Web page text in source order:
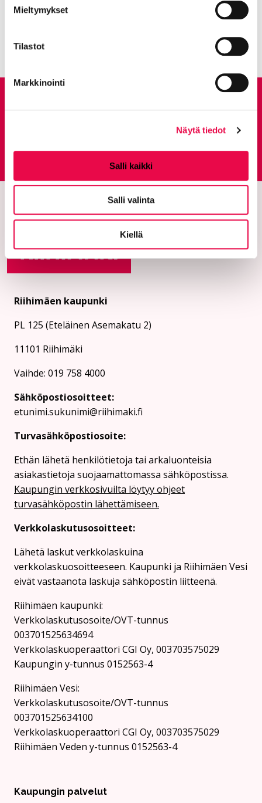
Mieltymykset
Tilastot
Markkinointi
Näytä tiedot
Salli kaikki
Salli valinta
Kiellä
Anna palautetta
Siirtyy ulkoiselle
Riihimäen kaupunki
PL 125 (Eteläinen Asemakatu 2)
11101 Riihimäki
Vaihde: 019 758 4000
Sähköpostiosoitteet:
etunimi.sukunimi@riihimaki.fi
Turvasähköpostiosoite:
Ethän lähetä henkilötietoja tai arkaluonteisia
asiakastietoja suojaamattomassa sähköpostissa.
Kaupungin verkkosivuilta löytyy ohjeet
turvasähköpostin lähettämiseen.
Verkkolaskutusosoitteet:
Lähetä laskut verkkolaskuina
verkkolaskuosoitteeseen. Kaupunki ja Riihimäen Vesi
eivät vastaanota laskuja sähköpostin liitteenä.
Riihimäen kaupunki:
Verkkolaskutusosoite/OVT-tunnus
003701525634694
Verkkolaskuoperaattori CGI Oy, 003703575029
Kaupungin y-tunnus 0152563-4
Rii­hi­mäen Vesi:
Verkkolaskutusosoite/OVT-tunnus
003701525634100
Verkkolaskuoperaattori CGI Oy, 003703575029
Riihimäen Veden y-tunnus 0152563-4
Kaupungin palvelut